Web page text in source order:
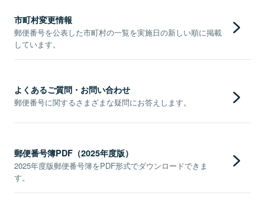
市町村変更情報
郵便番号を公表した市町村の一覧を実施日の新しい順に掲載
しています。
よくあるご質問・お問い合わせ
郵便番号に関するさまざまな疑問にお答えします。
郵便番号簿PDF（2025年度版）
2025年度版郵便番号簿をPDF形式でダウンロードできま
す。